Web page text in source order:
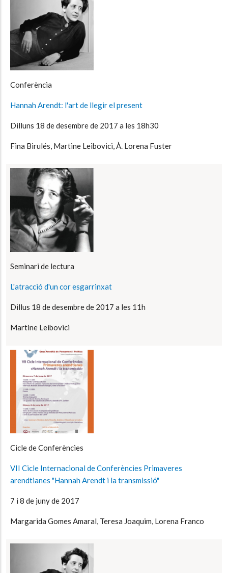
Conferència
Hannah Arendt: l'art de llegir el present
Dilluns 18 de desembre de 2017 a les 18h30
Fina Birulés, Martine Leibovici, À. Lorena Fuster
Seminari de lectura
L'atracció d'un cor esgarrinxat
Dillus 18 de desembre de 2017 a les 11h
Martine Leibovici
Cicle de Conferències
VII Cicle Internacional de Conferències Primaveres
arendtianes "Hannah Arendt i la transmissió"
7 i 8 de juny de 2017
Margarida Gomes Amaral, Teresa Joaquim, Lorena Franco